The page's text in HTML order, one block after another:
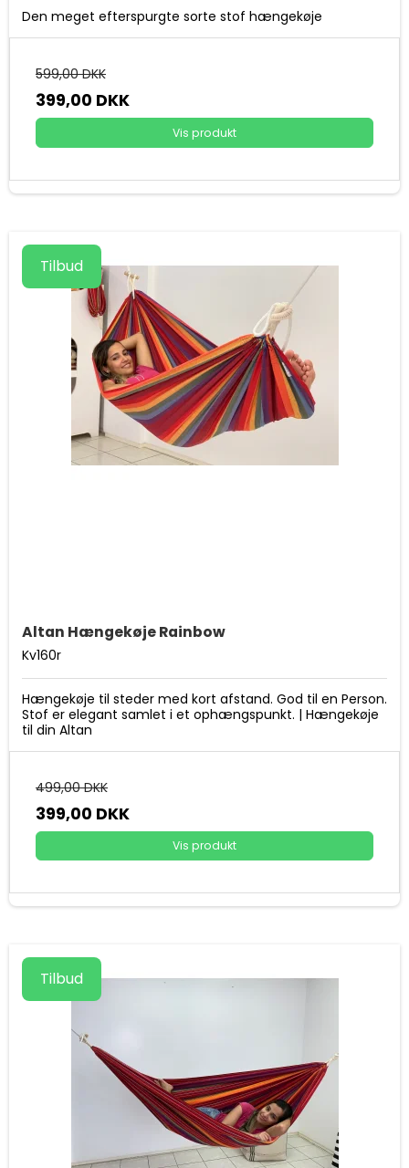
Den meget efterspurgte sorte stof hængekøje
599,00 DKK
399,00 DKK
Vis produkt
Tilbud
Altan Hængekøje Rainbow
Kv160r
Hængekøje til steder med kort afstand. God til en Person.
Stof er elegant samlet i et ophængspunkt. | Hængekøje
til din Altan
499,00 DKK
399,00 DKK
Vis produkt
Tilbud